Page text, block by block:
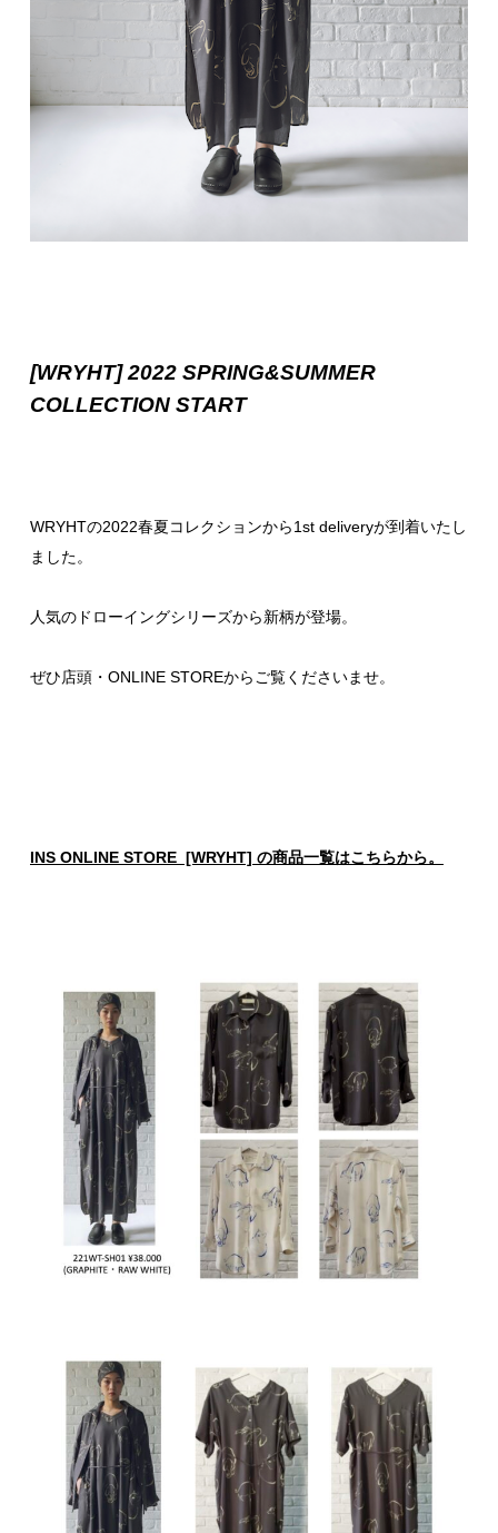
[WRYHT] 2022 SPRING&SUMMER
COLLECTION START
WRYHTの2022春夏コレクションから1st deliveryが到着いたし
ました。
人気のドローイングシリーズから新柄が登場。
ぜひ店頭・ONLINE STOREからご覧くださいませ。
INS ONLINE STORE [WRYHT] の商品一覧はこちらから。